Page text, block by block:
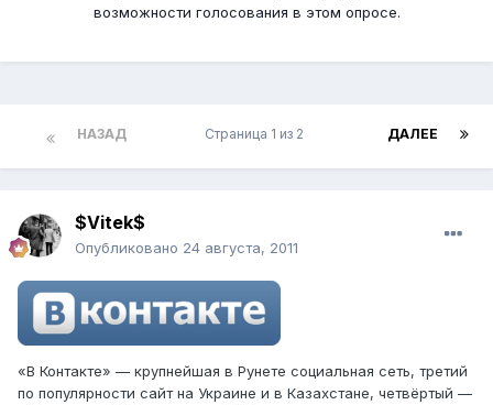
возможности голосования в этом опросе.
НАЗАД ДАЛЕЕ
Страница 1 из 2
$Vitek$
Опубликовано 24 августа, 2011
«В Контакте» — крупнейшая в Рунете социальная сеть, третий
по популярности сайт на Украине и в Казахстане, четвёртый —